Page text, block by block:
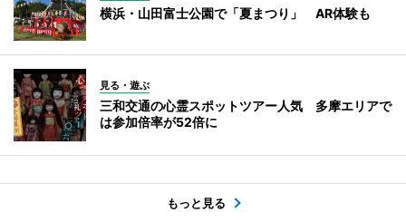
横浜・山田富士公園で「夏まつり」 AR体験も
見る・遊ぶ
三和交通の心霊スポットツアー人気 多摩エリアで
は参加倍率が52倍に
もっと見る